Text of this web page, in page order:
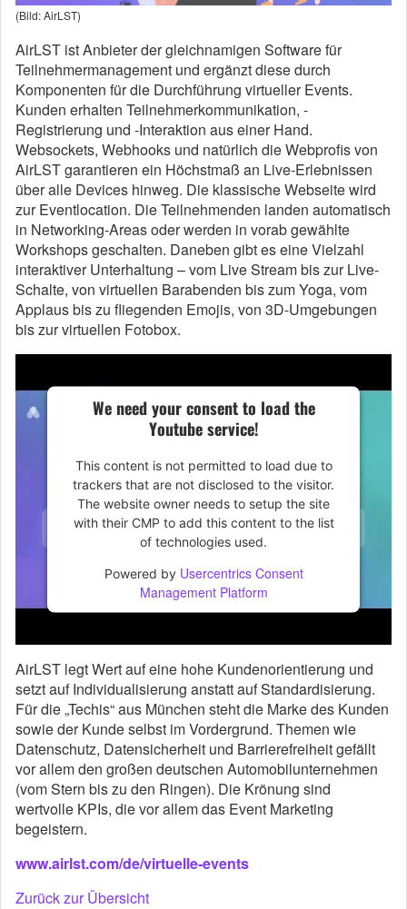
(Bild: AirLST)
AirLST ist Anbieter der gleichnamigen Software für
Teilnehmermanagement und ergänzt diese durch
Komponenten für die Durchführung virtueller Events.
Kunden erhalten Teilnehmerkommunikation, -
Registrierung und -Interaktion aus einer Hand.
Websockets, Webhooks und natürlich die Webprofis von
AirLST garantieren ein Höchstmaß an Live-Erlebnissen
über alle Devices hinweg. Die klassische Webseite wird
zur Eventlocation. Die Teilnehmenden landen automatisch
in Networking-Areas oder werden in vorab gewählte
Workshops geschalten. Daneben gibt es eine Vielzahl
interaktiver Unterhaltung – vom Live Stream bis zur Live-
Schalte, von virtuellen Barabenden bis zum Yoga, vom
Applaus bis zu fliegenden Emojis, von 3D-Umgebungen
bis zur virtuellen Fotobox.
We need your consent to load the
Youtube service!
This content is not permitted to load due to
trackers that are not disclosed to the visitor.
The website owner needs to setup the site
with their CMP to add this content to the list
of technologies used.
Powered by Usercentrics Consent
Management Platform
AirLST legt Wert auf eine hohe Kundenorientierung und
setzt auf Individualisierung anstatt auf Standardisierung.
Für die „Techis“ aus München steht die Marke des Kunden
sowie der Kunde selbst im Vordergrund. Themen wie
Datenschutz, Datensicherheit und Barrierefreiheit gefällt
vor allem den großen deutschen Automobilunternehmen
(vom Stern bis zu den Ringen). Die Krönung sind
wertvolle KPIs, die vor allem das Event Marketing
begeistern.
www.airlst.com/de/virtuelle-events
Zurück zur Übersicht